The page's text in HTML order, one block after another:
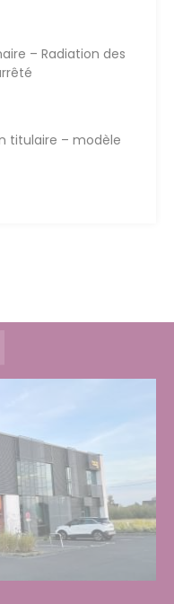
– Radiation des
titulaire – modèle